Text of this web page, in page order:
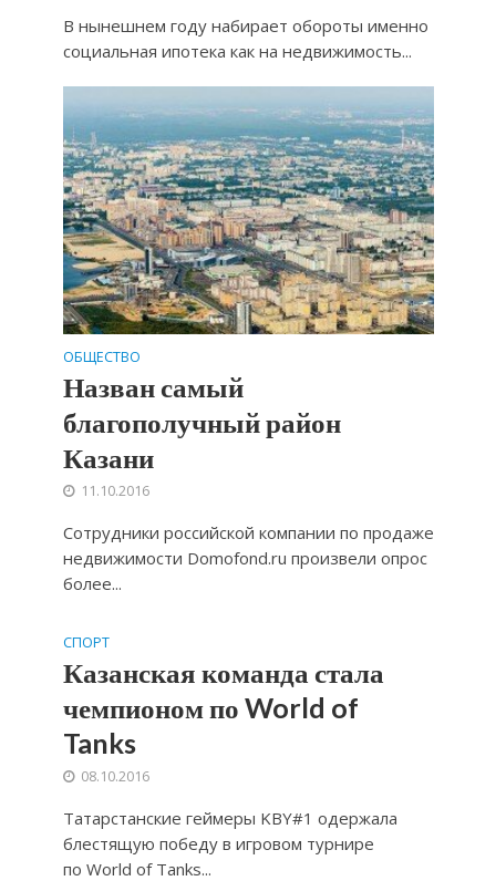
В нынешнем году набирает обороты именно
социальная ипотека как на недвижимость...
ОБЩЕСТВО
Назван самый
благополучный район
Казани
11.10.2016
Сотрудники российской компании по продаже
недвижимости Domofond.ru произвели опрос
более...
СПОРТ
Казанская команда стала
чемпионом по World of
Tanks
08.10.2016
Татарстанские геймеры KBY#1 одержала
блестящую победу в игровом турнире
по World of Tanks...